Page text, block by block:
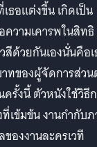
ธอแต่งขึ้น เกิดเป็น
วามเคารพในสิทธิ
สีด้วยกันเองนั่นคือ
ทของผู้จัดการส่ว
รั้งนี้ ตัวหนังใช้วิธี
ที่เข้มข้น งานกำกับ
องงานละครเวที